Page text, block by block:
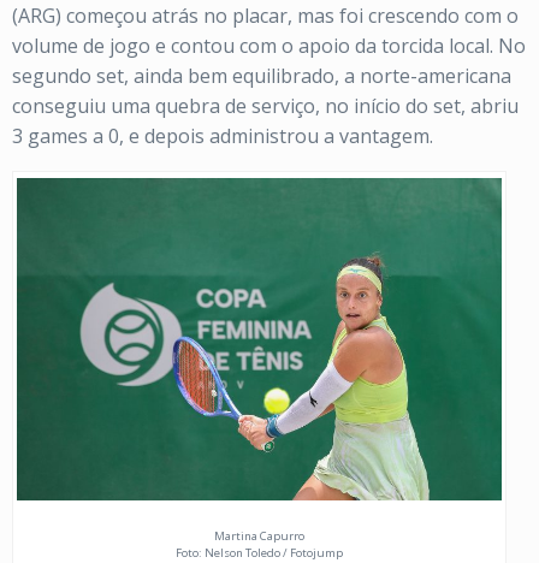
(ARG) começou atrás no placar, mas foi crescendo com o
volume de jogo e contou com o apoio da torcida local. No
segundo set, ainda bem equilibrado, a norte-americana
conseguiu uma quebra de serviço, no início do set, abriu
3 games a 0, e depois administrou a vantagem.
Martina Capurro
Foto: Nelson Toledo / Fotojump